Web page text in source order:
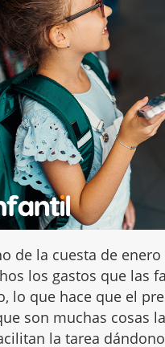
de la cuesta de enero
los gastos que las
lo que hace que el
son muchas cosas
la tarea